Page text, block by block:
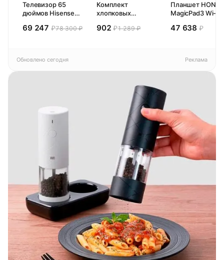
Телевизор 65
дюймов Hisense
(2026) Смарт ТВ
69 247 ₽78 300 ₽
Комплект
хлопковых
полотенец 4 шт,
902₽1 289 ₽
Планшет
MagicPad3 Wi-Fi,
Snapdragon 8,
47 638 ₽
Обновлено сегодня Реклама